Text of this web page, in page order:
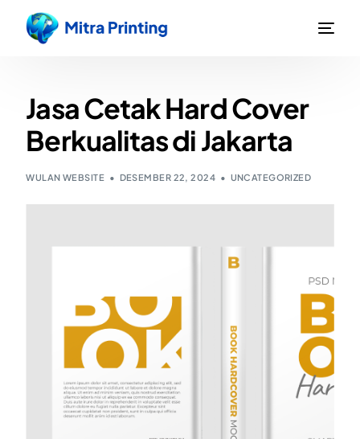
Jasa Cetak Hard Cover
Berkualitas di Jakarta
WULAN WEBSITE DESEMBER 22, 2024 UNCATEGORIZED